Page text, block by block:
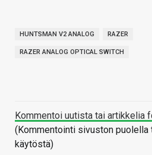
HUNTSMAN V2 ANALOG RAZER
RAZER ANALOG OPTICAL SWITCH
Kommentoi uutista tai artikkelia
(Kommentointi sivuston
käytöstä)